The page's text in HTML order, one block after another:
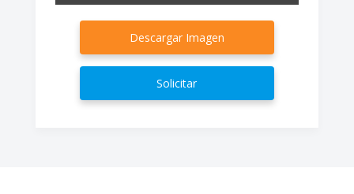
Descargar Imagen
Solicitar